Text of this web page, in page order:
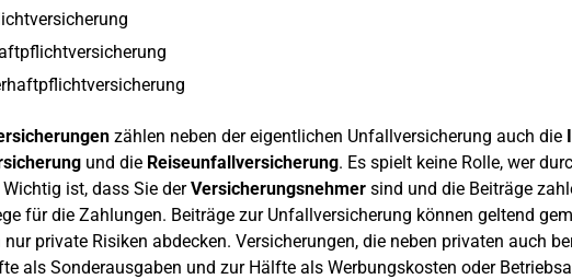
zählen neben der eigentlichen Unfallversicherung auch die
und die Reiseunfallversicherung. Es spielt keine Rolle, wer
ist, dass Sie derVersicherungsnehmersind und die Beiträge
für die Zahlungen. Beiträge zur Unfallversicherung können geltend
private Risiken abdecken. Versicherungen, die neben privaten auch
als Sonderausgaben und zur Hälfte als Werbungskosten oder